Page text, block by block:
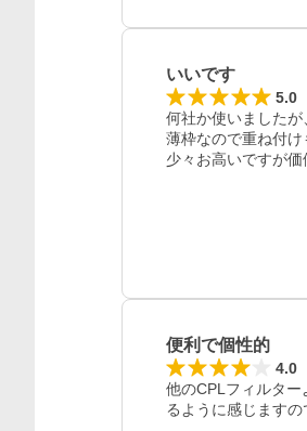
いいです
5.0
何社か使いましたが
薄枠なので重ね付け
少々お高いですが価
便利で個性的
4.0
他のCPLフィルタ
るように感じますの